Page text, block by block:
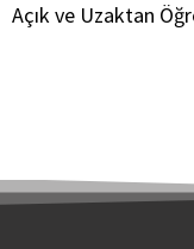
Açık ve Uzaktan